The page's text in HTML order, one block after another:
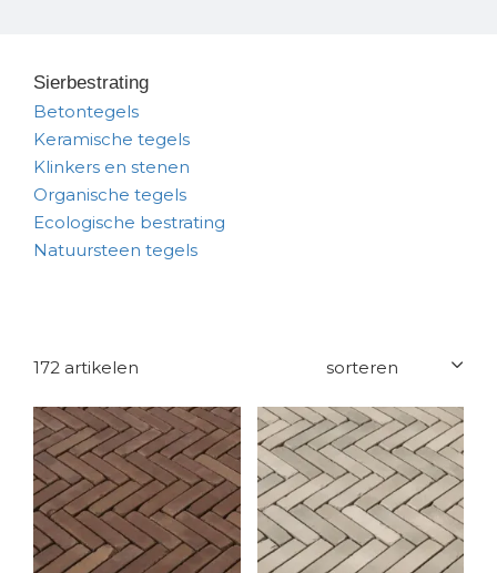
Sierbestrating
Betontegels
Keramische tegels
Klinkers en stenen
Organische tegels
Ecologische bestrating
Natuursteen tegels
172 artikelen